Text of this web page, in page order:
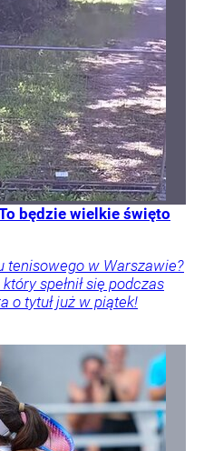
będzie wielkie święto
tenisowego w Warszawie?
spełnił się podczas
o tytuł już w piątek!